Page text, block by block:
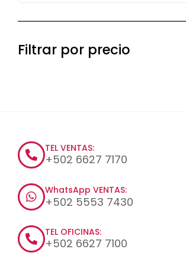
Filtrar por precio
TEL VENTAS:
+502 6627 7170
WhatsApp VENTAS:
+502 5553 7430
TEL OFICINAS:
+502 6627 7100